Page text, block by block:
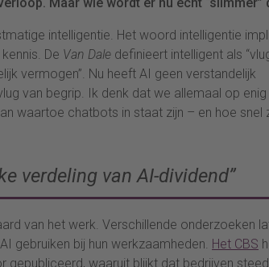
intelligentie. Het woord intelligentie
De Van Dale definieert intelligent als
vermogen”. Nu heeft AI geen verstandelijk
van begrip. Ik denk dat we allemaal op enig
waartoe chatbots in staat zijn – en hoe snel
verdeling van AI-dividend”
van het werk. Verschillende onderzoeken
gebruiken bij hun werkzaamheden. Het CBS
gepubliceerd, waaruit blijkt dat bedrijven